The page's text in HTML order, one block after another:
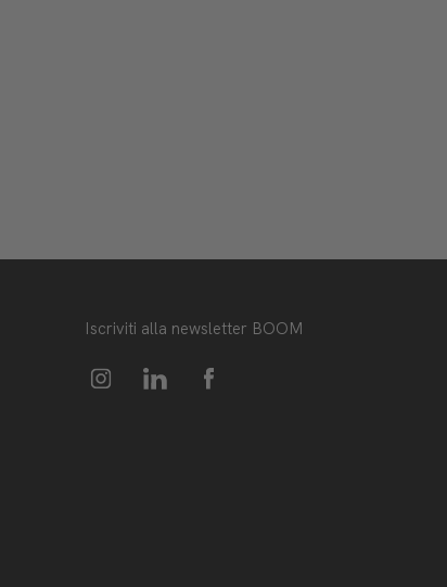
Iscriviti alla newsletter BOOM